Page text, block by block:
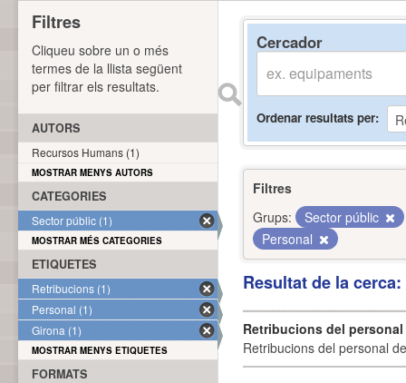
Cercador
Ordenar resultats per
Filtres
Grups:
Sector públic
Personal
Resultat de la
Retribucions del
Retribucions del personal
Filtres
Cliqueu sobre un o més
termes de la llista següent
per filtrar els resultats.
AUTORS
Recursos Humans (1)
MOSTRAR MENYS AUTORS
CATEGORIES
Sector públic (1)
MOSTRAR MÉS CATEGORIES
ETIQUETES
Retribucions (1)
Personal (1)
Girona (1)
MOSTRAR MENYS ETIQUETES
FORMATS